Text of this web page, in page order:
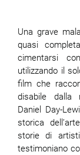
Una grave
quasi
cimentarsi
utilizzando il
film che
disabile dalla
Daniel Day-
storica
storie di
testimoniano